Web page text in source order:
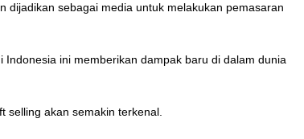
dijadikan sebagai media untuk melakukan pemasaran
ini memberikan dampak baru di dalam dunia
selling akan semakin terkenal.